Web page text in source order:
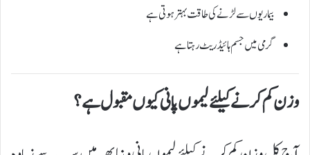
بیماریوں سے لڑنے کی طاقت بہتر ہوتی ہے
گرمی میں جسم ہائیڈریٹ رہتا ہے
وزن کم کرنے کیلئے لیموں پانی کیوں مقبول ہے؟